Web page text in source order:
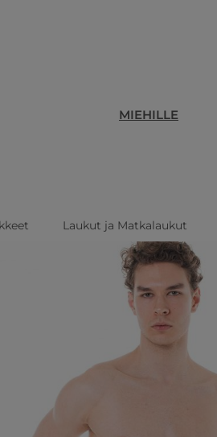
MIEHILLE
Laukut ja Matkalaukut